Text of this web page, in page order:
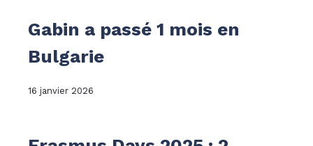
Gabin a passé 1 mois en
Bulgarie
16 janvier 2026